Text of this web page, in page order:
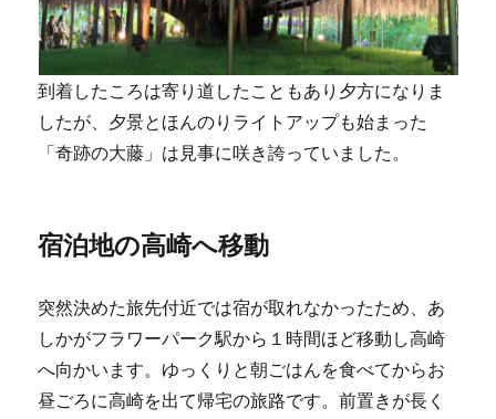
到着したころは寄り道したこともあり夕方になりま
したが、夕景とほんのりライトアップも始まった
「奇跡の大藤」は見事に咲き誇っていました。
宿泊地の高崎へ移動
突然決めた旅先付近では宿が取れなかったため、あ
しかがフラワーパーク駅から１時間ほど移動し高崎
へ向かいます。ゆっくりと朝ごはんを食べてからお
昼ごろに高崎を出て帰宅の旅路です。前置きが長く